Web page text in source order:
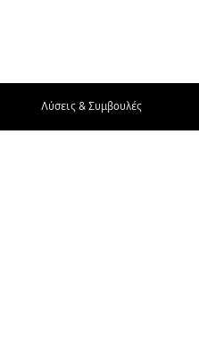
Λύσεις & Συμβουλές